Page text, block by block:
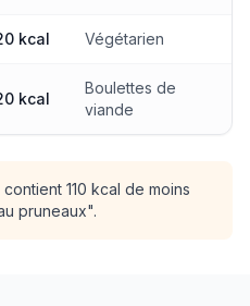
kcal Végétarien
kcal
Boulettes de
viande
110 kcal de moins
pruneaux".